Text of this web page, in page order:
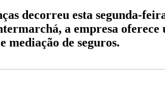
decorreu esta segunda-
a empresa
mediação de seguros.